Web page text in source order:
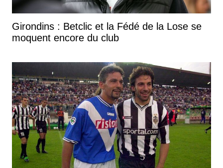
Girondins : Betclic et la Fédé de la Lose se
moquent encore du club